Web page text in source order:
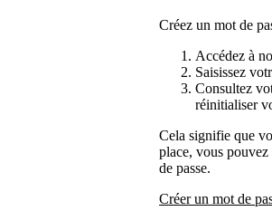
Créez un mot de
Accédez à
Saisissez
Consultez
réinitialiser
Cela signifie que
place, vous pouvez
de passe.
Créer un mot de